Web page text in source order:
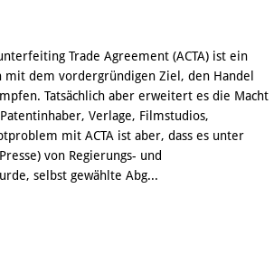
Trade Agreement (ACTA) ist ein
dem vordergründigen Ziel, den Handel
Tatsächlich aber erweitert es die Macht
Verlage, Filmstudios,
mit ACTA ist aber, dass es unter
von Regierungs- und
selbst gewählte Abg...